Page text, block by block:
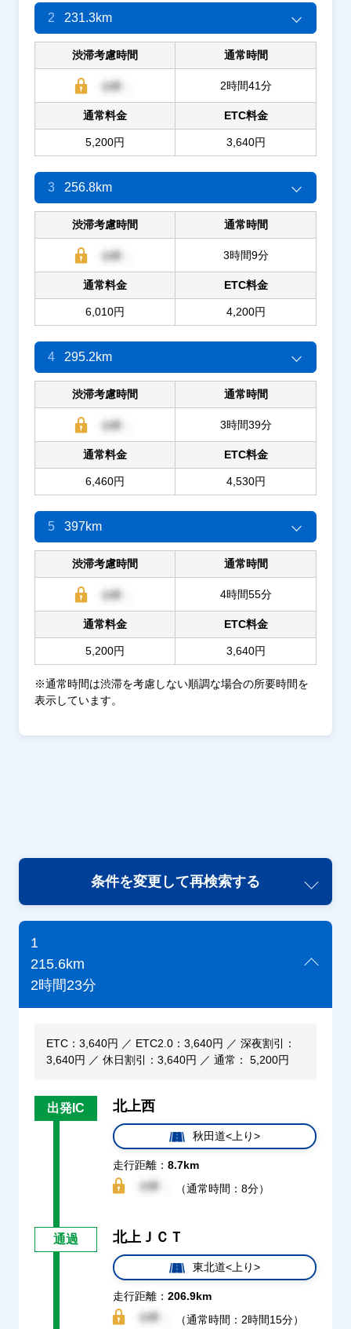
2 231.3km
渋滞考慮時間 通常時間
2時間41分
通常料金
5,200円
ETC料金
3,640円
3 256.8km
渋滞考慮時間 通常時間
3時間9分
通常料金
6,010円
ETC料金
4,200円
4 295.2km
渋滞考慮時間 通常時間
3時間39分
通常料金
6,460円
ETC料金
4,530円
5 397km
渋滞考慮時間 通常時間
4時間55分
通常料金
5,200円
ETC料金
3,640円
※通常時間は渋滞を考慮しない順調な場合の所要時間を
表示しています。
条件を変更して再検索する
1
215.6km
2時間23分
ETC：3,640円 ／ ETC2.0：3,640円 ／ 深夜割引：
3,640円 ／ 休日割引：3,640円 ／ 通常： 5,200円
出発IC 北上西
秋田道<上り>
走行距離： 8.7km
（通常時間：8分）
通過 北上ＪＣＴ
東北道<上り>
走行距離： 206.9km
（通常時間：2時間15分）